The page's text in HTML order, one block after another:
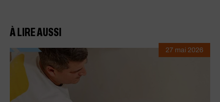
À LIRE AUSSI
27 mai 2026